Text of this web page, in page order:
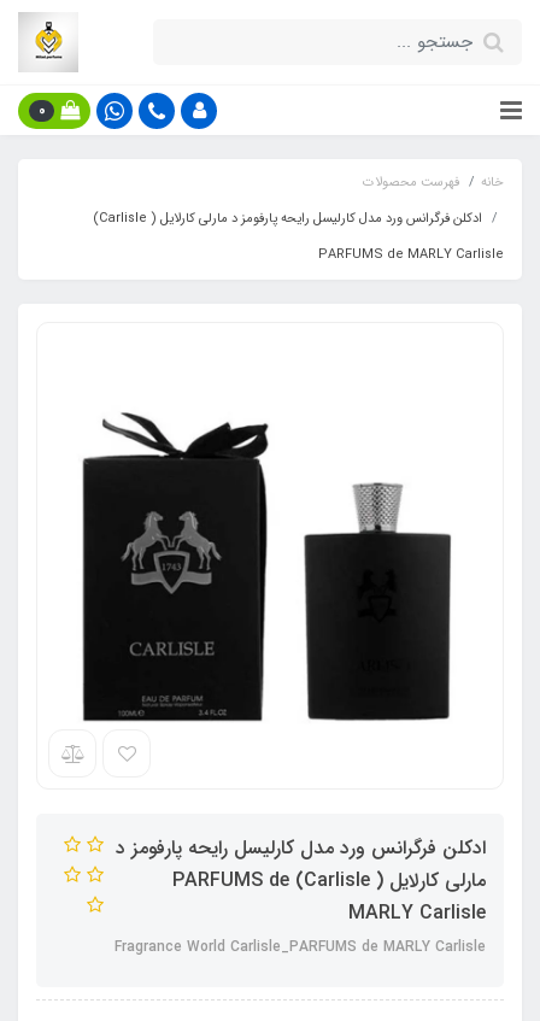
0
خانه
فهرست محصولات
ادکلن فرگرانس ورد مدل کارلیسل رایحه پارفومز د مارلی کارلایل ( Carlisle)
PARFUMS de MARLY Carlisle
ادکلن فرگرانس ورد مدل کارلیسل رایحه پارفومز د
مارلی کارلایل ( Carlisle) PARFUMS de
MARLY Carlisle
Fragrance World Carlisle_PARFUMS de MARLY Carlisle